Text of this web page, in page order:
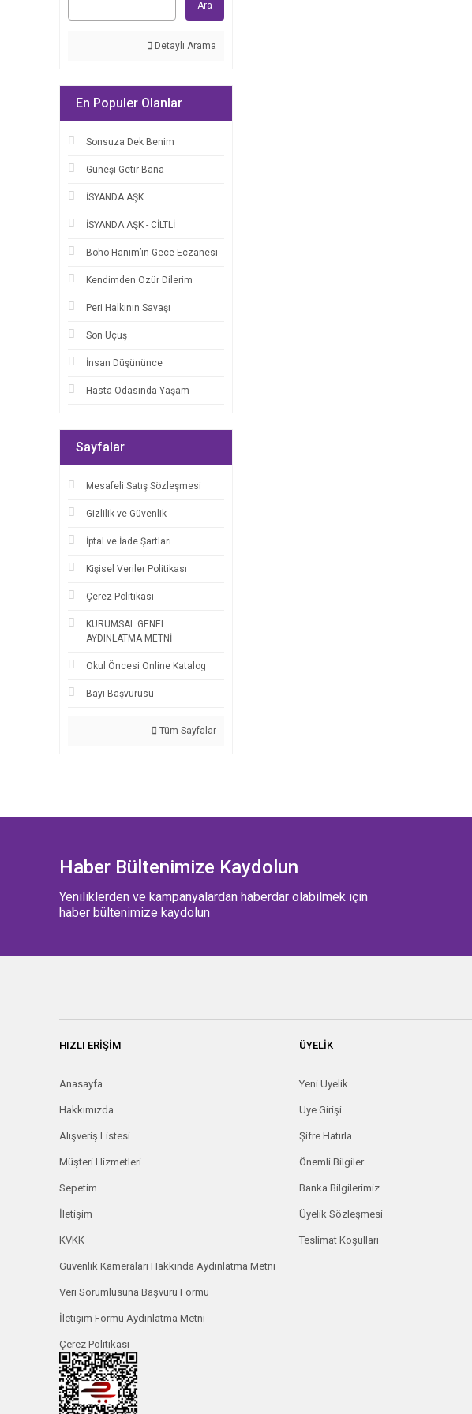
Ara
Detaylı Arama
En Populer Olanlar
Sonsuza Dek Benim
Güneşi Getir Bana
İSYANDA AŞK
İSYANDA AŞK - CİLTLİ
Boho Hanım’ın Gece Eczanesi
Kendimden Özür Dilerim
Peri Halkının Savaşı
Son Uçuş
İnsan Düşününce
Hasta Odasında Yaşam
Sayfalar
Mesafeli Satış Sözleşmesi
Gizlilik ve Güvenlik
İptal ve İade Şartları
Kişisel Veriler Politikası
Çerez Politikası
KURUMSAL GENEL
AYDINLATMA METNİ
Okul Öncesi Online Katalog
Bayi Başvurusu
Tüm Sayfalar
Haber Bültenimize Kaydolun
Yeniliklerden ve kampanyalardan haberdar olabilmek için
haber bültenimize kaydolun
HIZLI ERİŞİM
Anasayfa
Hakkımızda
Alışveriş Listesi
Müşteri Hizmetleri
Sepetim
İletişim
KVKK
Güvenlik Kameraları Hakkında Aydınlatma Metni
Veri Sorumlusuna Başvuru Formu
İletişim Formu Aydınlatma Metni
Çerez Politikası
ÜYELİK
Yeni Üyelik
Üye Girişi
Şifre Hatırla
Önemli Bilgiler
Banka Bilgilerimiz
Üyelik Sözleşmesi
Teslimat Koşulları